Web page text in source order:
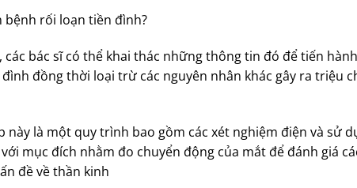
bệnh rối loạn tiền đình?
bác sĩ có thể khai thác những thông tin đó để tiến
đồng thời loại trừ các nguyên nhân khác gây ra triệu
này là một quy trình bao gồm các xét nghiệm điện và sử
mục đích nhằm đo chuyển động của mắt để đánh giá
đề về thần kinh